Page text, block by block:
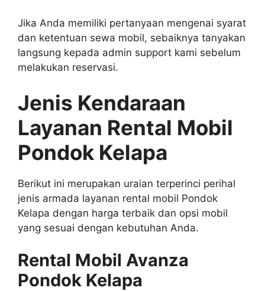
Jika Anda memiliki pertanyaan mengenai syarat
dan ketentuan sewa mobil, sebaiknya tanyakan
langsung kepada admin support kami sebelum
melakukan reservasi.
Jenis Kendaraan
Layanan Rental Mobil
Pondok Kelapa
Berikut ini merupakan uraian terperinci perihal
jenis armada layanan rental mobil Pondok
Kelapa dengan harga terbaik dan opsi mobil
yang sesuai dengan kebutuhan Anda.
Rental Mobil Avanza
Pondok Kelapa